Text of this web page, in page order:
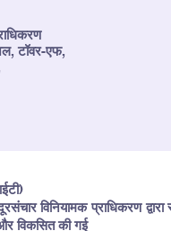
टॉवर-एफ,
विनियामक प्राधिकरण द्वारा
विकसित की गई